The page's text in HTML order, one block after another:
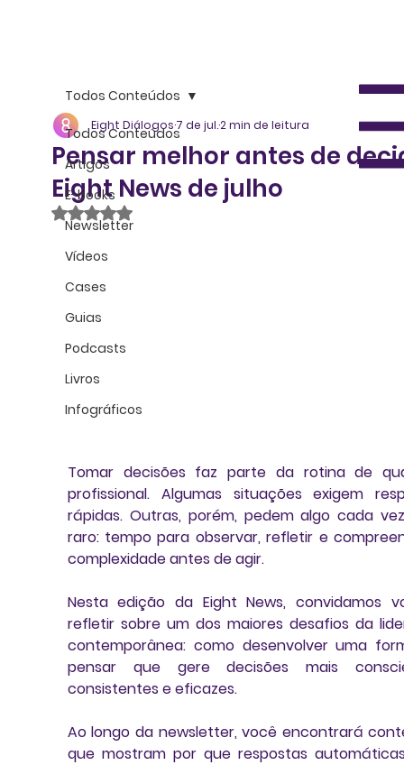
Todos Conteúdos
Artigos
E-books
Newsletter
Vídeos
Cases
Guias
Podcasts
Livros
Infográficos
Todos Conteúdos
Pensar melhor antes de
Eight News de julho
Eight Diálogos7 de jul.2 min de leitura
Avaliado com NaN de 5 estrelas.
Tomar decisões faz parte da rotina de
profissional. Algumas situações exigem
rápidas. Outras, porém, pedem algo cada
raro: tempo para observar, refletir e
complexidade antes de agir.
Nesta edição da Eight News, convidamos
refletir sobre um dos maiores desafios da
contemporânea: como desenvolver uma
pensar que gere decisões mais
consistentes e eficazes.
Ao longo da newsletter, você encontrará
que mostram por que respostas